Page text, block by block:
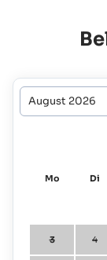
Mo Di
3 4